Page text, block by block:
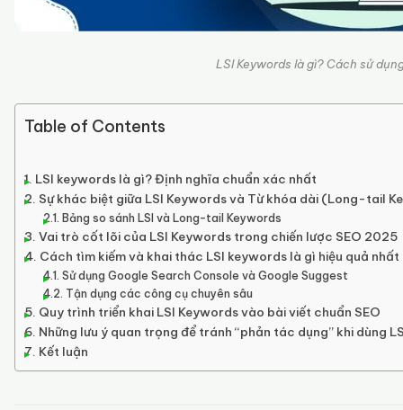
LSI Keywords là gì? Cách sử
Table of Contents
LSI keywords là gì? Định nghĩa chuẩn xác nhất
Sự khác biệt giữa LSI Keywords và Từ khóa dài (Long-tail
Bảng so sánh LSI và Long-tail Keywords
Vai trò cốt lõi của LSI Keywords trong chiến lược SEO 2025
Cách tìm kiếm và khai thác LSI keywords là gì hiệu quả nhất
Sử dụng Google Search Console và Google Suggest
Tận dụng các công cụ chuyên sâu
Quy trình triển khai LSI Keywords vào bài viết chuẩn SEO
Những lưu ý quan trọng để tránh “phản tác dụng” khi dùng
Kết luận